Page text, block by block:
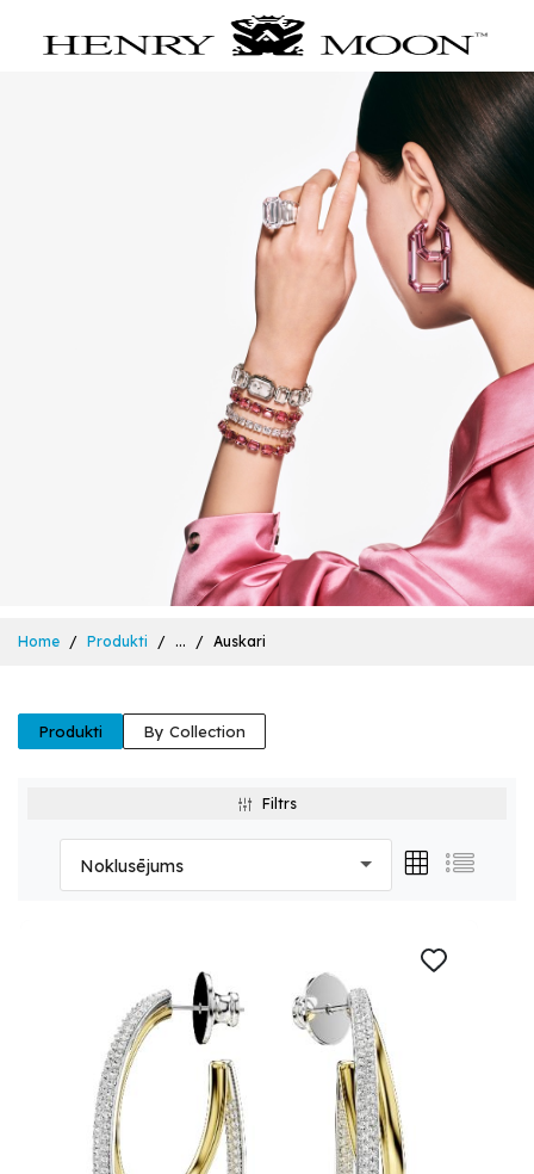
Home Produkti ... Auskari
Produkti By Collection
Filtrs